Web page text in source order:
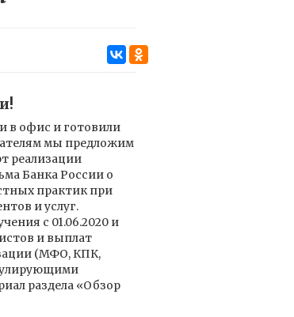
в офис и готовили
мы предложим
реализации
Банка России о
практик при
и услуг.
с 01.06.2020 и
и выплат
(МФО, КПК,
раздела «Обзор